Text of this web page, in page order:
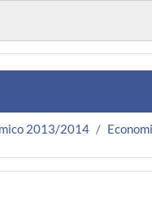
2013/2014